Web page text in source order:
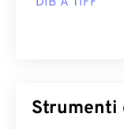
Strumenti